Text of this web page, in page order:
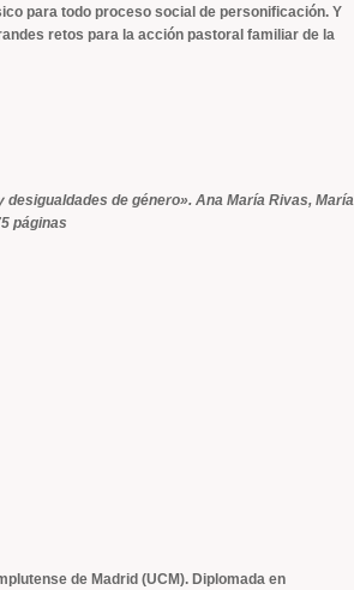
para todo proceso social de personificación. Y
retos para la acción pastoral familiar de la
de género». Ana María Rivas, María
páginas
de Madrid (UCM). Diplomada en